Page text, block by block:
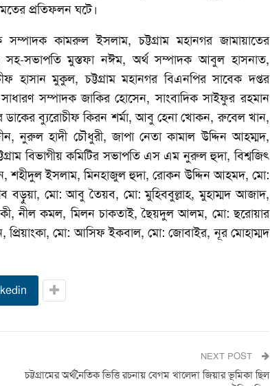
প্রতিফলন ঘটে।
সম্পাদক কামরুল ইসলাম, চট্টগ্রাম মহানগর জামায়াতের
সহ-সভাপতি মুস্তফা নঈম, অর্থ সম্পাদক আবুল হাসনাত,
হাসান মুকুল, চট্টগ্রাম মহানগর বিএনপির সাবেক দপ্তর
সম্পাদক জাকির হোসেন, সাংবাদিক সাইফুর রহমান
ব্যুরোচীফ কিরন শর্মা, আবু হেনা খোকন, রুবেল খান,
নুরুল হাদী চৌধুরী, জাপা নেতা কামাল উদ্দিন আহম্মদ,
বিভাগীয় কমিটির সভাপতি এস এম নুরুল হুদা, বিশ্বজিৎ
শহীদুল ইসলাম, মিনহাজুল হুদা, রোকন উদ্দিন আহমদ, মো:
বড়ুয়া, মো: আবু তৈয়ব, মো: মুহিববুল্লাহ, মুহাম্মদ আজাদ,
নীল কমল, মিলন চাকতাই, ছৈয়দুল আলম, মো: ছরোয়ার
মো: আসিফ ইকবাল, মো: জোবাইর, নূর মোহাম্মদ
NEXT POST
চট্টগ্রামের অর্থনৈতিক ভিত্তি রচনায় বেগম খালেদা জিয়ার ভূমিকা ছিল